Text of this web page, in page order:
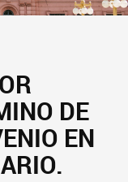
DE
EN